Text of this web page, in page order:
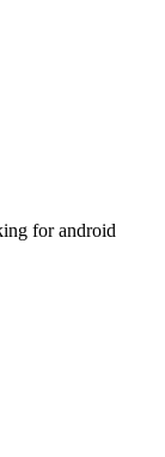
for android